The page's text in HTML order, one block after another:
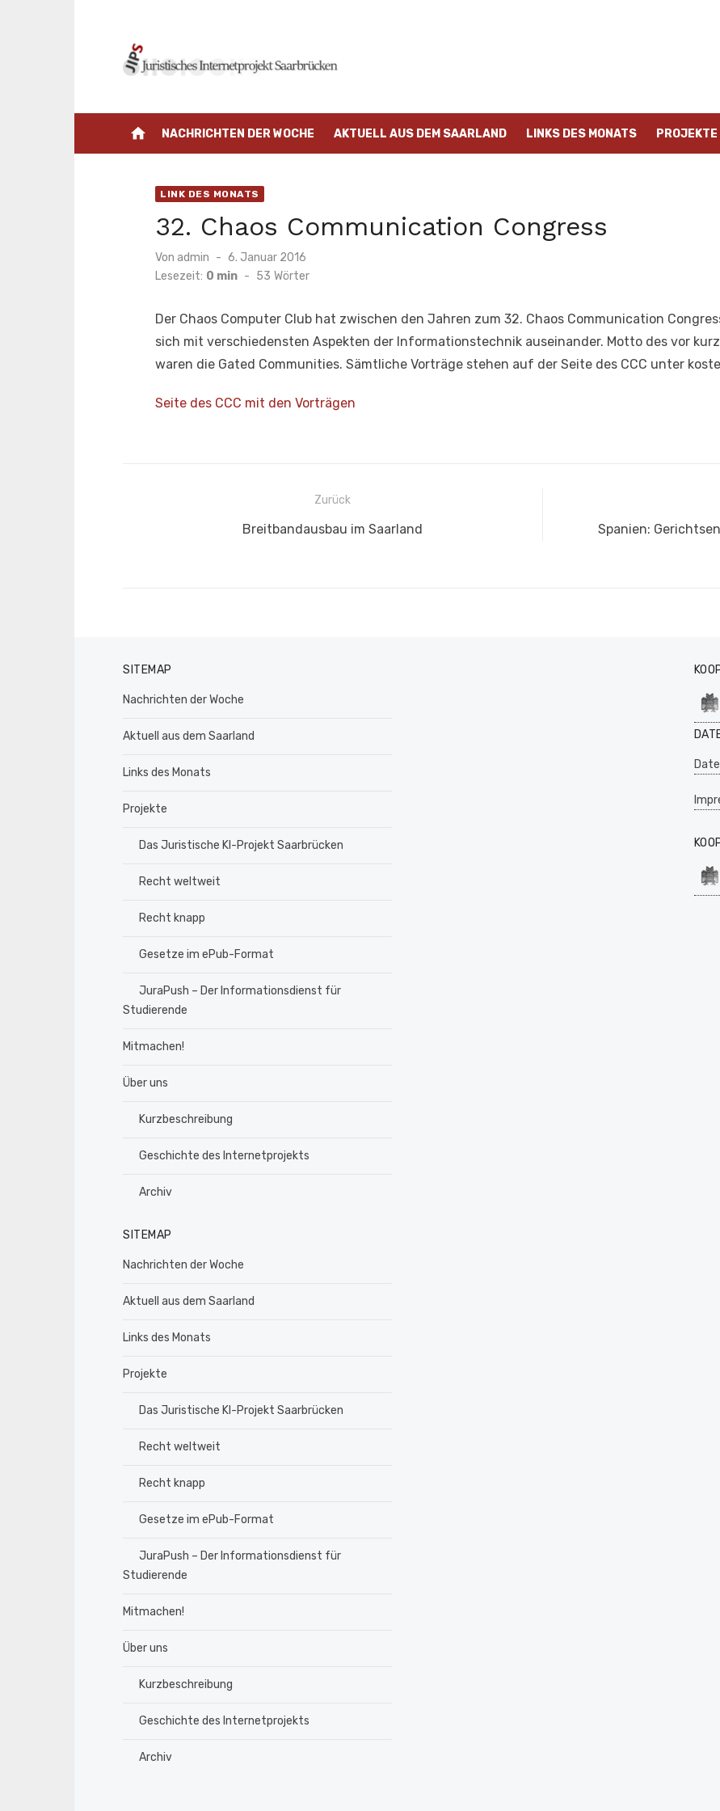
home NACHRICHTEN DER WOCHE AKTUELL AUS DEM SAARLAND LINKS DES MONATS PROJEKTE
LINK DES MONATS
32. Chaos Communication Congress
Von admin
Veröffentlicht
am
6. Januar 2016
Lesezeit: 0 min - 53 Wörter
Der Chaos Computer Club hat zwischen den Jahren zum 32. Chaos Communication
sich mit verschiedensten Aspekten der Informationstechnik auseinander. Motto des vor
waren die Gated Communities. Sämtliche Vorträge stehen auf der Seite des CCC unter
Seite des CCC mit den Vorträgen
BeitragsnavigationZurück
Vorheriger
Breitbandausbau im Saarland
Nächster
Spanien:
SITEMAP
Nachrichten der Woche
Aktuell aus dem Saarland
Links des Monats
Projekte
Das Juristische KI-Projekt Saarbrücken
Recht weltweit
Recht knapp
Gesetze im ePub-Format
JuraPush – Der Informationsdienst für
Studierende
Mitmachen!
Über uns
Kurzbeschreibung
Geschichte des Internetprojekts
Archiv
SITEMAP
Nachrichten der Woche
Aktuell aus dem Saarland
Links des Monats
Projekte
Das Juristische KI-Projekt Saarbrücken
Recht weltweit
Recht knapp
Gesetze im ePub-Format
JuraPush – Der Informationsdienst für
Studierende
Mitmachen!
Über uns
Kurzbeschreibung
Geschichte des Internetprojekts
Archiv